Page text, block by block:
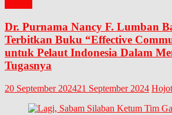
Dr. Purnama Nancy F. Lumban
Terbitkan Buku “Effective
untuk Pelaut Indonesia Dalam
Tugasnya
20 September 202421 September 2024